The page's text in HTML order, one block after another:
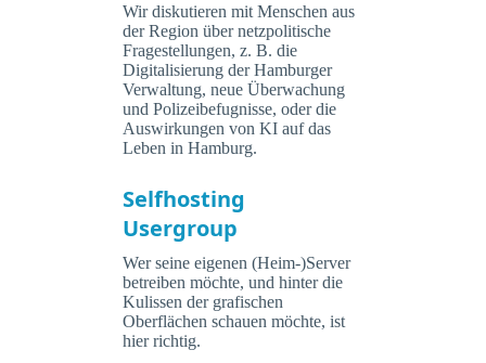
Wir diskutieren mit Menschen aus
der Region über netzpolitische
Fragestellungen, z. B. die
Digitalisierung der Hamburger
Verwaltung, neue Überwachung
und Polizeibefugnisse, oder die
Auswirkungen von KI auf das
Leben in Hamburg.
Selfhosting
Usergroup
Wer seine eigenen (Heim-)Server
betreiben möchte, und hinter die
Kulissen der grafischen
Oberflächen schauen möchte, ist
hier richtig.